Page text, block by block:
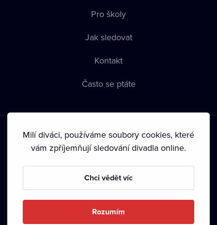
Pro školy
Jak sledovat
Kontakt
Často se ptáte
Podmínky používání • Ochrana soukromí • Zásady používání
• Autorská práva•
Milí diváci, používáme soubory cookies, které
vám zpříjemňují sledování divadla online.
Chci vědět víc
Rozumím